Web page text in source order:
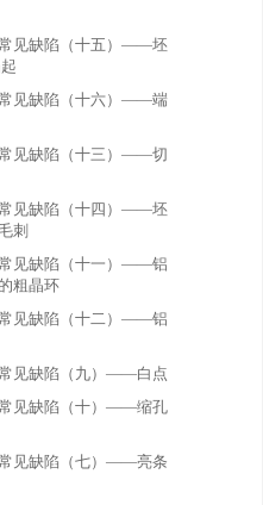
见缺陷（十五）——坯
见缺陷（十六）——端
见缺陷（十三）——切
见缺陷（十四）——坯
刺
见缺陷（十一）——铝
粗晶环
见缺陷（十二）——铝
见缺陷（九）——白点
见缺陷（十）——缩孔
见缺陷（七）——亮条